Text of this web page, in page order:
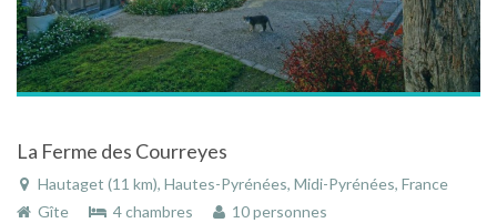
La Ferme des Courreyes
Hautaget (11 km), Hautes-Pyrénées, Midi-Pyrénées, France
Gîte
4 chambres 10 personnes